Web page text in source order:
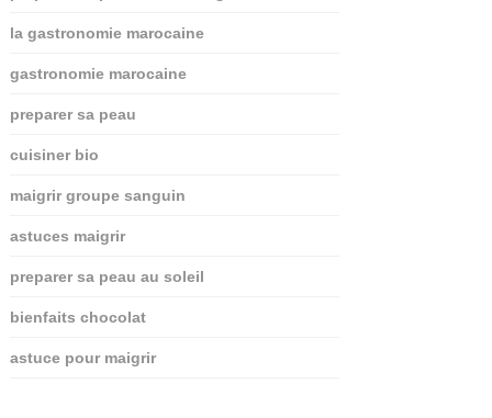
la gastronomie marocaine
gastronomie marocaine
preparer sa peau
cuisiner bio
maigrir groupe sanguin
astuces maigrir
preparer sa peau au soleil
bienfaits chocolat
astuce pour maigrir